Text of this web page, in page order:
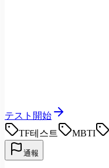
テスト開始
TF테스트
MBTI
通報